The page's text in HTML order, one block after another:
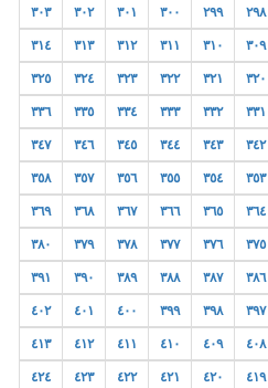
٢٩٨ ٢٩٩ ٣٠٠ ٣٠١ ٣٠٢ ٣٠٣
٣٠٩ ٣١٠ ٣١١ ٣١٢ ٣١٣ ٣١٤
٣٢٠ ٣٢١ ٣٢٢ ٣٢٣ ٣٢٤ ٣٢٥
٣٣١ ٣٣٢ ٣٣٣ ٣٣٤ ٣٣٥ ٣٣٦
٣٤٢ ٣٤٣ ٣٤٤ ٣٤٥ ٣٤٦ ٣٤٧
٣٥٣ ٣٥٤ ٣٥٥ ٣٥٦ ٣٥٧ ٣٥٨
٣٦٤ ٣٦٥ ٣٦٦ ٣٦٧ ٣٦٨ ٣٦٩
٣٧٥ ٣٧٦ ٣٧٧ ٣٧٨ ٣٧٩ ٣٨٠
٣٨٦ ٣٨٧ ٣٨٨ ٣٨٩ ٣٩٠ ٣٩١
٣٩٧ ٣٩٨ ٣٩٩ ٤٠٠ ٤٠١ ٤٠٢
٤٠٨ ٤٠٩ ٤١٠ ٤١١ ٤١٢ ٤١٣
٤١٩ ٤٢٠ ٤٢١ ٤٢٢ ٤٢٣ ٤٢٤